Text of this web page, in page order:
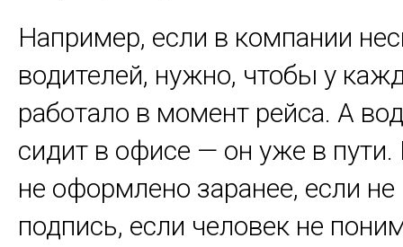
Например, если в компании
водителей, нужно, чтобы у
работало в момент рейса. А
сидит в офисе — он уже в пути.
не оформлено заранее, если
подпись, если человек не